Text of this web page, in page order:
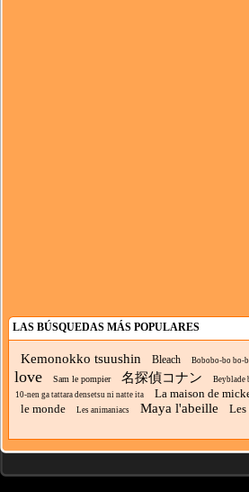
LAS BÚSQUEDAS MÁS POPULARES
Kemonokko tsuushin Bleach Bobobo-bo bo-
love Sam le pompier 名探偵コナン Beyblade
10-nen ga tattara densetsu ni natte ita La maison de
le monde Les animaniacs Maya l'abeille